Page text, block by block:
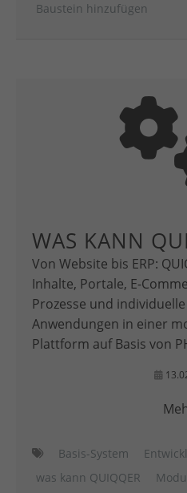
Baustein hinzufügen
WAS KANN
Von Website bis ERP:
Inhalte, Portale, E-
Prozesse und
Anwendungen in einer
Plattform auf Basis von
Basis-System
was kann QUIQQER